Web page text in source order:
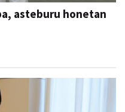
asteburu honetan